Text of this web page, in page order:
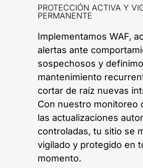
PROTECCIÓN ACTIVA Y
PERMANENTE
Implementamos WAF,
alertas ante
sospechosos y
mantenimiento
cortar de raíz nuevas
Con nuestro monitoreo
las actualizaciones
controladas, tu sitio se
vigilado y protegido en
momento.